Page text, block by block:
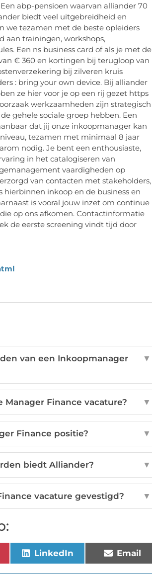
abp-pensioen waarvan alliander 70
biedt veel uitgebreidheid en
we tezamen met de beste opleiders
aan trainingen, workshops,
Een ns business card of als je met de
€ 360 en kortingen bij terugloop van
bij zilveren kruis
: bring your own device. Bij alliander
ze hier voor je op een rij gezet https
werkzaamheden zijn strategisch
gehele sociale groep hebben. Een
dat jij onze inkoopmanager kan
tezamen met minimaal 8 jaar
nodig. Je bent een enthousiaste,
in het catalogiseren van
vaardigheden op
van contacten met stakeholders,
hierbinnen inkoop en de business en
is vooral jouw inzet om continue
op ons afkomen. Contactinformatie
de eerste screening vindt tijd door
van een Inkoopmanager
▼
Finance vacature? ▼
Finance positie? ▼
biedt Alliander? ▼
vacature gevestigd? ▼
LinkedIn Email